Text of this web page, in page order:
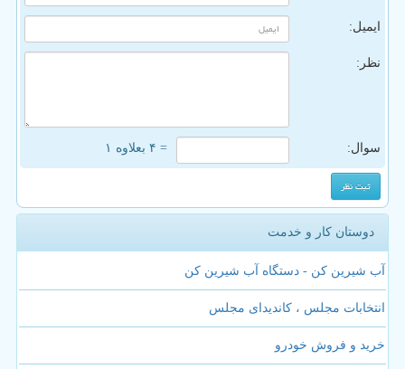
ایمیل:
نظر:
سوال: = ۴ بعلاوه ۱
دوستان کار و خدمت
آب شیرین کن - دستگاه آب شیرین کن
انتخابات مجلس ، کاندیدای مجلس
خرید و فروش خودرو